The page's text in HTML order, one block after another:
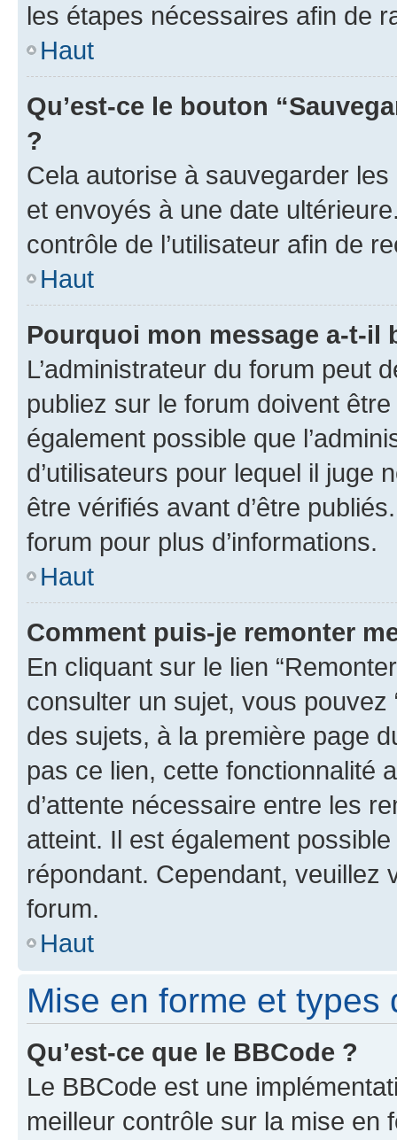
les étapes nécessaires afin de
Haut
Qu’est-ce le bouton
?
Cela autorise à sauvegarder
et envoyés à une date
contrôle de l’utilisateur afin de
Haut
Pourquoi mon message a-t-il
L’administrateur du forum peut
publiez sur le forum doivent
également possible que
d’utilisateurs pour lequel il juge
être vérifiés avant d’être
forum pour plus d’informations.
Haut
Comment puis-je remonter
En cliquant sur le lien
consulter un sujet, vous pouvez
des sujets, à la première page
pas ce lien, cette fonctionnalité
d’attente nécessaire entre les
atteint. Il est également
répondant. Cependant,
forum.
Haut
Mise en forme et types
Qu’est-ce que le BBCode ?
Le BBCode est une
meilleur contrôle sur la mise en